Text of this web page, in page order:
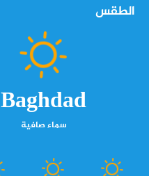
الطقس
Baghdad
سماء صافية